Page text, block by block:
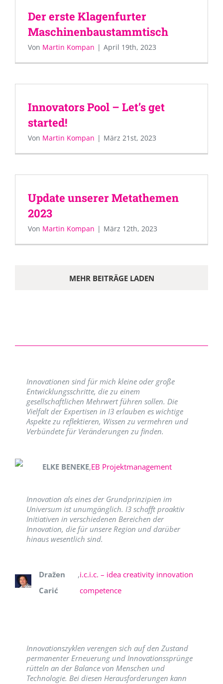
Der erste Klagenfurter
Maschinenbaustammtisch
Von Martin Kompan | April 19th, 2023
Innovators Pool – Let’s get
started!
Von Martin Kompan | März 21st, 2023
Update unserer Metathemen
2023
Von Martin Kompan | März 12th, 2023
MEHR BEITRÄGE LADEN
Innovationen sind für mich kleine oder große
Entwicklungsschritte, die zu einem
gesellschaftlichen Mehrwert führen sollen. Die
Vielfalt der Expertisen in I3 erlauben es wichtige
Aspekte zu reflektieren, Wissen zu vermehren und
Verbündete für Veränderungen zu finden.
ELKE BENEKE,EB Projektmanagement
Innovation als eines der Grundprinzipien im
Universum ist unumgänglich. I3 schafft proaktiv
Initiativen in verschiedenen Bereichen der
Innovation, die für unsere Region und darüber
hinaus wesentlich sind.
Dražen
Carić
,i.c.i.c. – idea creativity innovation
competence
Innovationszyklen verengen sich auf den Zustand
permanenter Erneuerung und Innovationssprünge
rütteln an der Balance von Menschen und
Technologie. Bei diesen Herausforderungen kann